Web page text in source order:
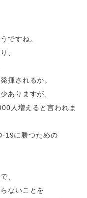
ですね。
、
揮されるか。
ありますが、
人増えると言われま
19に勝つための
、
ないことを